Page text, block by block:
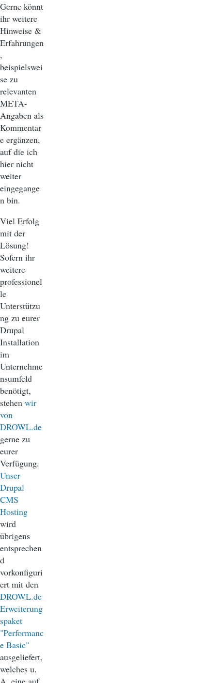
Gerne könnt
ihr weitere
Hinweise &
Erfahrungen
,
beispielswei
se zu
relevanten
META-
Angaben als
Kommentar
e ergänzen,
auf die ich
hier nicht
weiter
eingegange
n bin.
Viel Erfolg
mit der
Lösung!
Sofern ihr
weitere
professionel
le
Unterstützu
ng zu eurer
Drupal
Installation
im
Unternehme
nsumfeld
benötigt,
stehen wir
von
DROWL.de
gerne zu
eurer
Verfügung.
Unser
Drupal
CMS
Hosting
wird
übrigens
entsprechen
d
vorkonfiguri
ert mit den
DROWL.de
Erweiterung
spaket
"Performanc
e Basic"
ausgeliefert,
welches u.